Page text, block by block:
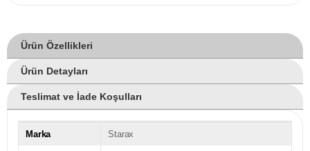
Ürün Özellikleri
Ürün Detayları
Teslimat ve İade Koşulları
Marka Starax